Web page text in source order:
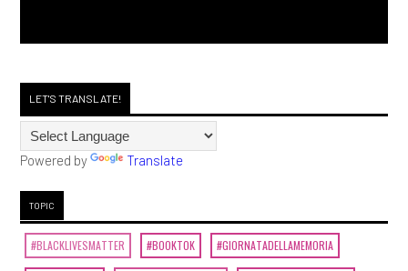
LET'S TRANSLATE!
Powered by Translate
TOPIC
#BLACKLIVESMATTER #BOOKTOK #GIORNATADELLAMEMORIA